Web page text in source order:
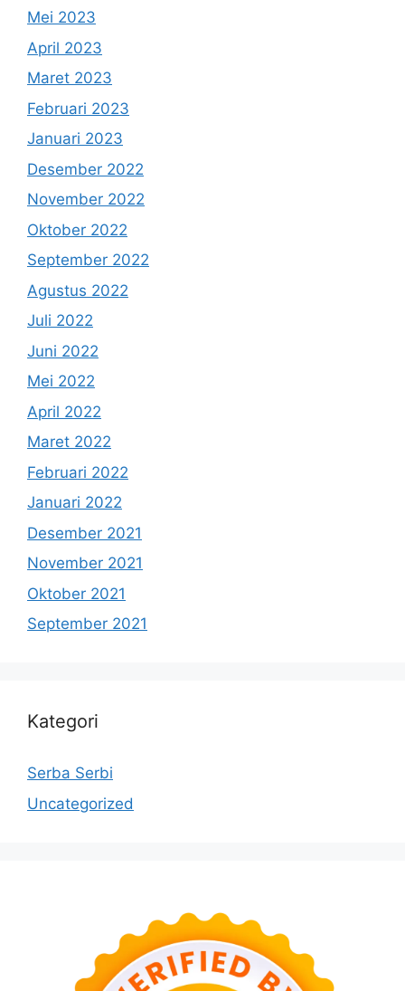
Mei 2023
April 2023
Maret 2023
Februari 2023
Januari 2023
Desember 2022
November 2022
Oktober 2022
September 2022
Agustus 2022
Juli 2022
Juni 2022
Mei 2022
April 2022
Maret 2022
Februari 2022
Januari 2022
Desember 2021
November 2021
Oktober 2021
September 2021
Kategori
Serba Serbi
Uncategorized